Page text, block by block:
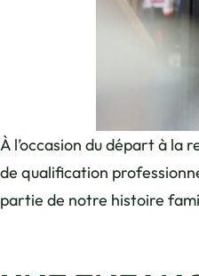
À l’occasion du départ à la
de qualification
partie de notre histoire